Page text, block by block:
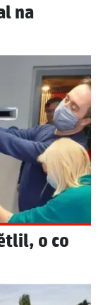
na
o co